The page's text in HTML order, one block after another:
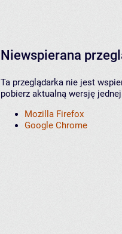
Niewspierana
Ta przeglądarka nie jest
pobierz aktualną wersję
Mozilla Firefox
Google Chrome